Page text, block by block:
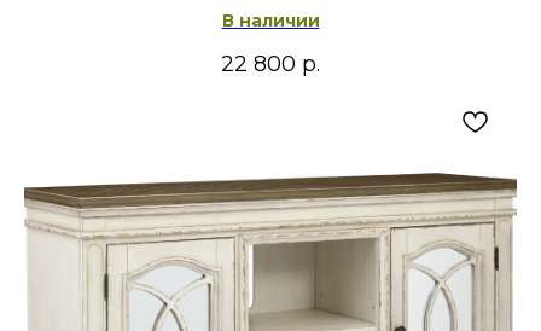
В наличии
22 800 р.